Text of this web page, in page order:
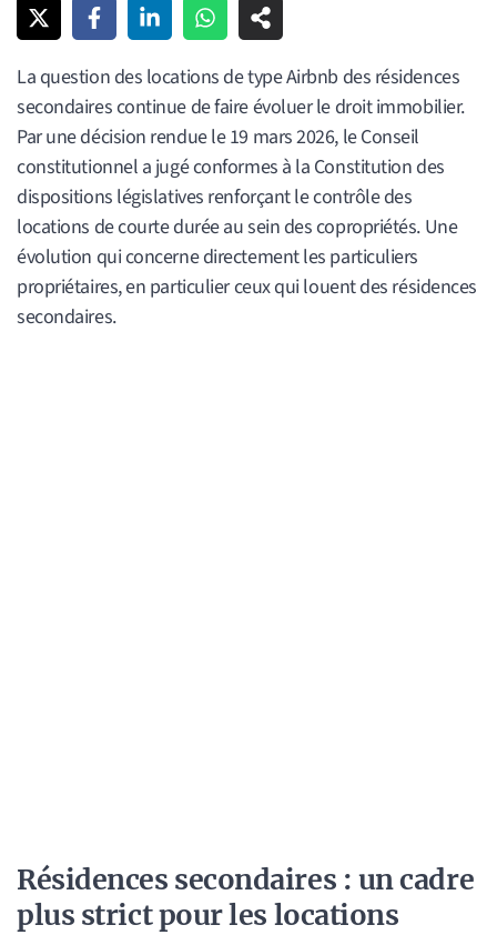
La question des locations de type Airbnb des résidences
secondaires continue de faire évoluer le droit immobilier.
Par une décision rendue le 19 mars 2026, le Conseil
constitutionnel a jugé conformes à la Constitution des
dispositions législatives renforçant le contrôle des
locations de courte durée au sein des copropriétés. Une
évolution qui concerne directement les particuliers
propriétaires, en particulier ceux qui louent des résidences
secondaires.
Résidences secondaires : un cadre
plus strict pour les locations